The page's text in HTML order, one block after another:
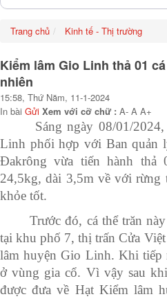
Trang chủ Kinh tế - Thị trường
Kiểm lâm Gio Linh thả 01
nhiên
15:58, Thứ Năm, 11-1-2024
In bài Gửi Xem với cỡ chữ : A- A A+
Sáng ngày 08/01/2024,
Linh phối hợp với Ban quản
Đakrông vừa tiến hành thả
24,5kg, dài 3,5m về với rừng
khỏe tốt.
Trước đó, cá thể trăn này
tại khu phố 7, thị trấn Cửa
lâm huyện Gio Linh. Khi tiếp
ở vùng gia cổ. Vì vậy sau
được đưa về Hạt Kiểm lâm